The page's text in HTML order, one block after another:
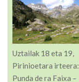
Uztailak 18 eta 19,
Pirinioetara irteera:
Punda de ra Faixa –